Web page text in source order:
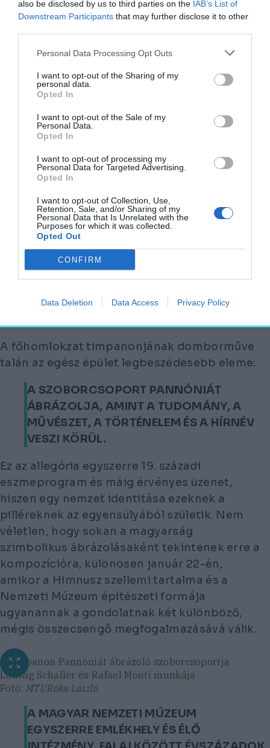
also be disclosed by us to third parties on the IAB’s List of
Downstream Participants that may further disclose it to other
Personal Data Processing Opt Outs
I want to opt-out of the Sharing of my
personal data.
Opted In
I want to opt-out of the Sale of my
Personal Data.
Opted In
I want to opt-out of processing my
Personal Data for Targeted Advertising.
Opted In
I want to opt-out of Collection, Use,
Retention, Sale, and/or Sharing of my
Personal Data that Is Unrelated with the
Purposes for which it was collected.
Opted Out
CONFIRM
Data Deletion Data Access Privacy Policy
lépcsőházon át az emeleti kerek termen
keresztül vezet az út a felülvilágítós
díszterembe,
EGYFAJTA ÉPÍTÉSZETI DRAMATURGIÁT
RAJZOLVA FEL, AMELY FOKOZATOSAN
ÜNNEPIBE.
utalás az európai kultúra nagy korszakaira, a
Pantheon római monumentalitásától az
athéni Lüszikrátész-emlékmű finom
eleganciájáig, mintha az épület maga is
párbeszédet folytatna a kontinens építészeti
örökségével.
Az elegáns belsőt Lotz Károly és Than Mór freskói
Wikipédia/Thaler Tamás és Magyar Nemzeti
A főhomlokzat timpanonjának domborműve
talán az egész épület legbeszédesebb eleme:
A SZOBORCSOPORT PANNÓNIÁT
ÁBRÁZOLJA, AMINT A TUDOMÁNY, A
MŰVÉSZET, A TÖRTÉNELEM ÉS A HÍRNÉV
VESZI KÖRÜL.
Ez az allegória egyszerre 19. századi
eszmeprogram és máig érvényes üzenet,
hiszen egy nemzet identitása ezeknek a
pilléreknek az egyensúlyából születik. Nem
véletlen, hogy sokan a magyarság
szimbolikus ábrázolásaként tekintenek erre a
kompozícióra, különösen január 22-én,
amikor a Himnusz szellemi tartalma és a
Nemzeti Múzeum építészeti formája
ugyanannak a gondolatnak két különböző,
mégis összecsengő megfogalmazásává válik.
A timpanon Pannóniát ábrázoló szoborcsoportja
Ludwig Schaller és Rafael Monti munkája
Fotó: MTI/Róka László
A MAGYAR NEMZETI MÚZEUM
EGYSZERRE EMLÉKHELY ÉS ÉLŐ